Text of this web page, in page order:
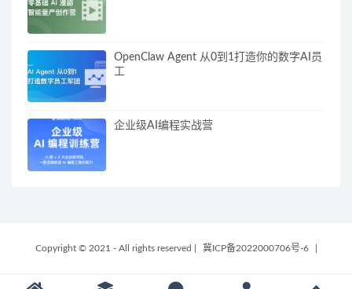
OpenClaw Agent 从0到1打造你的数字AI员
工
企业级AI编程实战营
Copyright © 2021 - All rights reserved 冀ICP备2022000706号-6